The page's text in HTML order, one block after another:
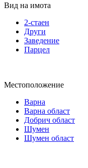
Вид на имота
2-стаен
Други
Заведение
Парцел
Местоположение
Варна
Варна област
Добрич област
Шумен
Шумен област